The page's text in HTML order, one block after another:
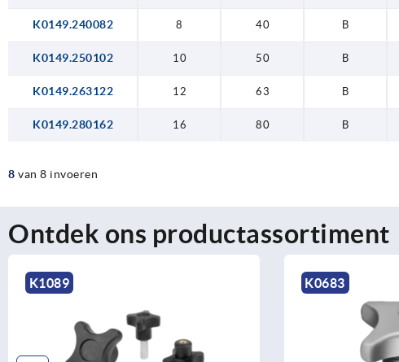
K0149.240082 8 40 B
K0149.250102 10 50 B
K0149.263122 12 63 B
K0149.280162 16 80 B
8 van 8 invoeren
Ontdek ons productassortiment
K1089 K0683